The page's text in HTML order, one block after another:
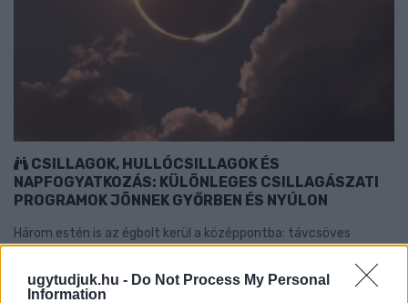
ugytudjuk.hu - Do Not Process My Personal
Information
CSILLAGOK, HULLÓCSILLAGOK ÉS
NAPFOGYATKOZÁS: KÜLÖNLEGES CSILLAGÁSZATI
PROGRAMOK JÖNNEK GYŐRBEN ÉS NYÚLON
Három estén is az égbolt kerül a középpontba: távcsöves
augusztus 12-én egy látványos részleges napfogyatkozást is
megfigyelhetnek az érdeklődők.